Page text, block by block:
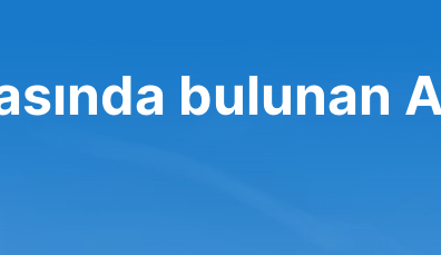
bulunan